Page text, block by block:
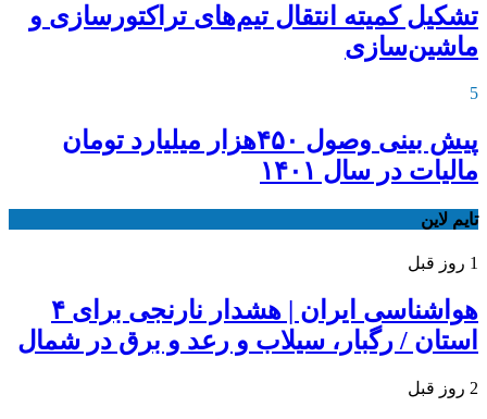
تشکیل کمیته انتقال تیم‌های تراکتورسازی و
ماشین‌سازی
5
پیش بینی وصول ۴۵۰هزار میلیارد تومان
مالیات در سال ۱۴۰۱
تایم لاین
1 روز قبل
هواشناسی ایران | هشدار نارنجی برای ۴
استان / رگبار، سیلاب و رعد و برق در شمال
2 روز قبل